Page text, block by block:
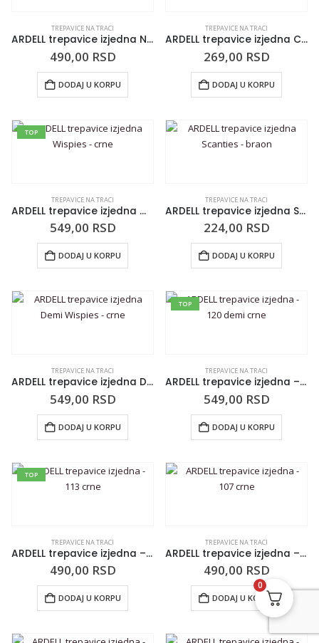
TREPAVICE NA TRACI
ARDELL trepavice izjedna Naomi – crne
490,00 RSD
DODAJ U KORPU
TREPAVICE NA TRACI
ARDELL trepavice izjedna Claudia – crne
269,00 RSD
DODAJ U KORPU
TOP
TREPAVICE NA TRACI
ARDELL trepavice izjedna Wispies – crne
549,00 RSD
DODAJ U KORPU
TREPAVICE NA TRACI
ARDELL trepavice izjedna Scanties – braon
224,00 RSD
DODAJ U KORPU
TREPAVICE NA TRACI
ARDELL trepavice izjedna Demi Wispies – crne
549,00 RSD
DODAJ U KORPU
TOP
TREPAVICE NA TRACI
ARDELL trepavice izjedna – 120 demi crne
549,00 RSD
DODAJ U KORPU
TOP
TREPAVICE NA TRACI
ARDELL trepavice izjedna – 113 crne
490,00 RSD
DODAJ U KORPU
TREPAVICE NA TRACI
ARDELL trepavice izjedna – 107 crne
490,00 RSD
DODAJ U KORPU
0